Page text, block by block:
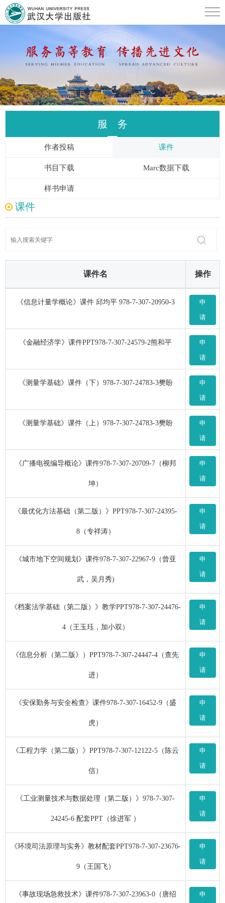
服 务
作者投稿 课件
书目下载 Marc数据下载
样书申请
课件
课件名 操作
《信息计量学概论》课件 邱均平 978-7-307-20950-3
申
请
《金融经济学》课件PPT978-7-307-24579-2熊和平
申
请
《测量学基础》课件（下）978-7-307-24783-3樊盼
申
请
《测量学基础》课件（上）978-7-307-24783-3樊盼
申
请
《广播电视编导概论》课件978-7-307-20709-7（柳邦
坤）
申
请
《最优化方法基础（第二版）》PPT978-7-307-24395-
8（专祥涛）
申
请
《城市地下空间规划》课件978-7-307-22967-9（曾亚
武，吴月秀)
申
请
《档案法学基础（第二版）》教学PPT978-7-307-24476-
4（王玉珏，加小双）
申
请
《信息分析（第二版》）PPT978-7-307-24447-4（查先
进）
申
请
《安保勤务与安全检查》课件978-7-307-16452-9（盛
虎）
申
请
《工程力学（第二版）》PPT978-7-307-12122-5（陈云
信）
申
请
《工业测量技术与数据处理（第二版）》978-7-307-
24245-6 配套PPT（徐进军 ）
申
请
《环境司法原理与实务》教材配套PPT978-7-307-23676-
9（王国飞）
申
请
《事故现场急救技术》课件978-7-307-23963-0（唐绍 申